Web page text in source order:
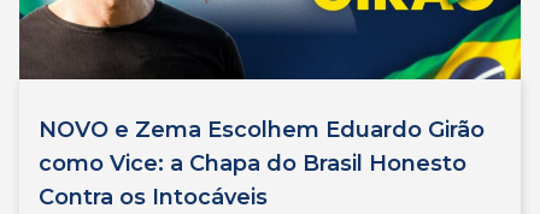
NOVO e Zema Escolhem Eduardo Girão
como Vice: a Chapa do Brasil Honesto
Contra os Intocáveis